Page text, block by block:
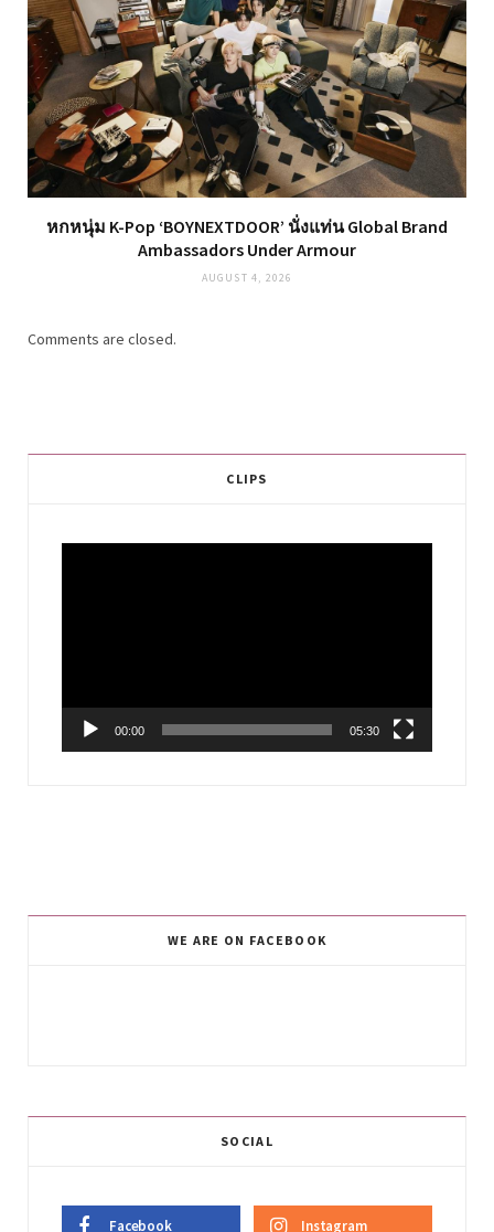
หกหนุ่ม K-Pop ‘BOYNEXTDOOR’ นั่งแท่น Global Brand
Ambassadors Under Armour
AUGUST 4, 2026
Comments are closed.
CLIPS
00:00 05:30
WE ARE ON FACEBOOK
SOCIAL
Facebook Instagram